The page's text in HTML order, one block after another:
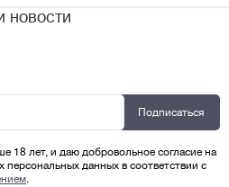
новости
18 лет, и даю добровольное согласие на
персональных данных в соответствии с
.